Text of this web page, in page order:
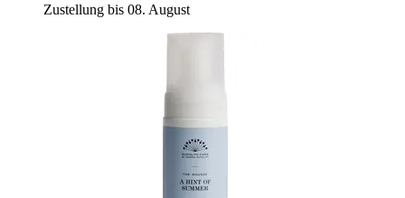
Zustellung bis 08. August